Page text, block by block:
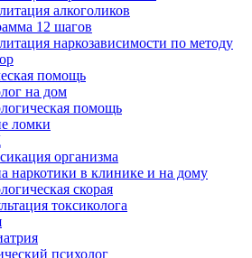
алкоголиков
12 шагов
наркозависимости по методу
помощь
на дом
помощь
ломки
организма
наркотики в клинике и на дому
скорая
токсиколога
психолог